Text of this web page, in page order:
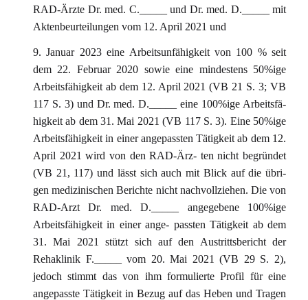
RAD-Ärzte Dr. med. C._____ und Dr. med. D._____ mit
Aktenbeurteilungen vom 12. April 2021 und
9. Januar 2023 eine Arbeitsunfähigkeit von 100 % seit
dem 22. Februar 2020 sowie eine mindestens 50%ige
Arbeitsfähigkeit ab dem 12. April 2021 (VB 21 S. 3; VB
117 S. 3) und Dr. med. D._____ eine 100%ige Arbeitsfä-
higkeit ab dem 31. Mai 2021 (VB 117 S. 3). Eine 50%ige
Arbeitsfähigkeit in einer angepassten Tätigkeit ab dem 12.
April 2021 wird von den RAD-Ärz- ten nicht begründet
(VB 21, 117) und lässt sich auch mit Blick auf die übri-
gen medizinischen Berichte nicht nachvollziehen. Die von
RAD-Arzt Dr. med. D._____ angegebene 100%ige
Arbeitsfähigkeit in einer ange- passten Tätigkeit ab dem
31. Mai 2021 stützt sich auf den Austrittsbericht der
Rehaklinik F._____ vom 20. Mai 2021 (VB 29 S. 2),
jedoch stimmt das von ihm formulierte Profil für eine
angepasste Tätigkeit in Bezug auf das Heben und Tragen